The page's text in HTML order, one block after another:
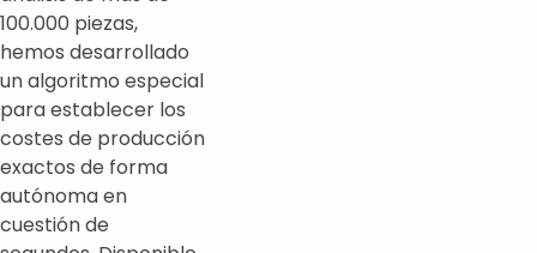
100.000 piezas,
hemos desarrollado
un algoritmo especial
para establecer los
costes de producción
exactos de forma
autónoma en
cuestión de